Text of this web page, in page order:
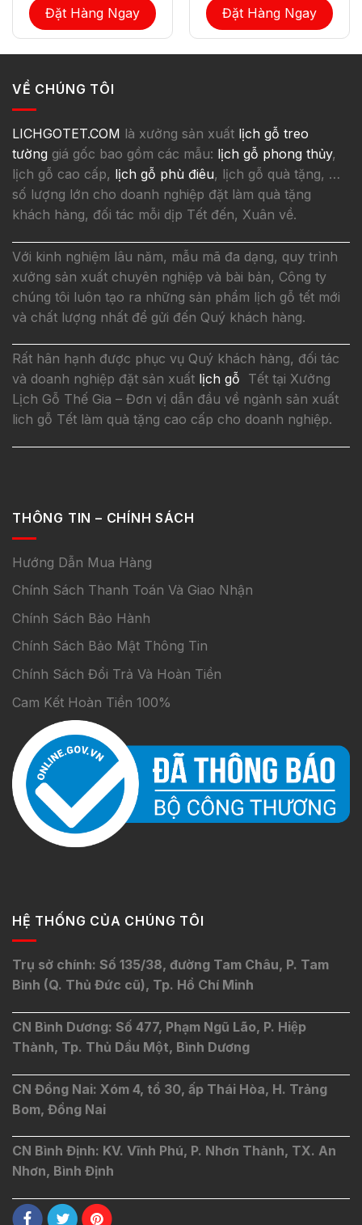
Đặt Hàng Ngay Đặt Hàng Ngay
VỀ CHÚNG TÔI
LICHGOTET.COM là xưởng sản xuất lịch gỗ treo
tường giá gốc bao gồm các mẫu: lịch gỗ phong thủy,
lịch gỗ cao cấp, lịch gỗ phù điêu, lịch gỗ quà tặng, …
số lượng lớn cho doanh nghiệp đặt làm quà tặng
khách hàng, đối tác mỗi dịp Tết đến, Xuân về.
Với kinh nghiệm lâu năm, mẫu mã đa dạng, quy trình
xưởng sản xuất chuyên nghiệp và bài bản, Công ty
chúng tôi luôn tạo ra những sản phẩm lịch gỗ tết mới
và chất lượng nhất để gửi đến Quý khách hàng.
Rất hân hạnh được phục vụ Quý khách hàng, đối tác
và doanh nghiệp đặt sản xuất lịch gỗ Tết tại Xưởng
Lịch Gỗ Thế Gia – Đơn vị dẫn đầu về ngành sản xuất
lich gỗ Tết làm quà tặng cao cấp cho doanh nghiệp.
THÔNG TIN – CHÍNH SÁCH
Hướng Dẫn Mua Hàng
Chính Sách Thanh Toán Và Giao Nhận
Chính Sách Bảo Hành
Chính Sách Bảo Mật Thông Tin
Chính Sách Đổi Trả Và Hoàn Tiền
Cam Kết Hoàn Tiền 100%
HỆ THỐNG CỦA CHÚNG TÔI
Trụ sở chính: Số 135/38, đường Tam Châu, P. Tam
Bình (Q. Thủ Đức cũ), Tp. Hồ Chí Minh
CN Bình Dương: Số 477, Phạm Ngũ Lão, P. Hiệp
Thành, Tp. Thủ Dầu Một, Bình Dương
CN Đồng Nai: Xóm 4, tổ 30, ấp Thái Hòa, H. Trảng
Bom, Đồng Nai
CN Bình Định: KV. Vĩnh Phú, P. Nhơn Thành, TX. An
Nhơn, Bình Định